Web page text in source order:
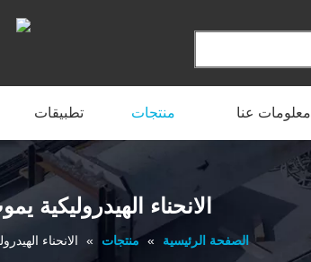
معلومات عنا منتجات تطبيقات
الانحناء الهيدروليكية
الصفحة الرئيسية » منتجات » الانحناء